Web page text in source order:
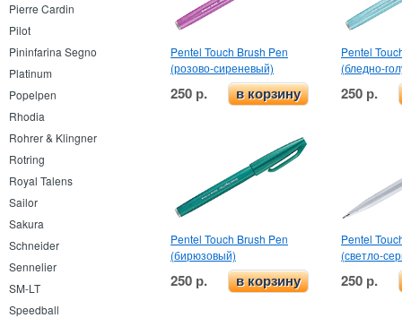
Pierre Cardin
Pilot
Pininfarina Segno
Platinum
Popelpen
Rhodia
Rohrer & Klingner
Rotring
Royal Talens
Sailor
Sakura
Schneider
Sennelier
SM-LT
Speedball
Pentel Touch Brush Pen
(розово-сиреневый)
250 р. в корзину
Pentel
(бледно-
250 р.
Pentel Touch Brush Pen
(бирюзовый)
250 р. в корзину
Pentel
(светло-
250 р.